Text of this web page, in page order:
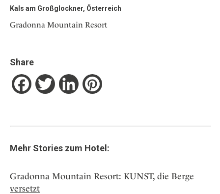
Kals am Großglockner, Österreich
Gradonna Mountain Resort
Share
FacebookTwitter LinkedIn
Mehr Stories zum Hotel:
Gradonna Mountain Resort: KUNST, die Berge
versetzt